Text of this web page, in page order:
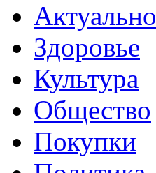
Актуально
Здоровье
Культура
Общество
Покупки